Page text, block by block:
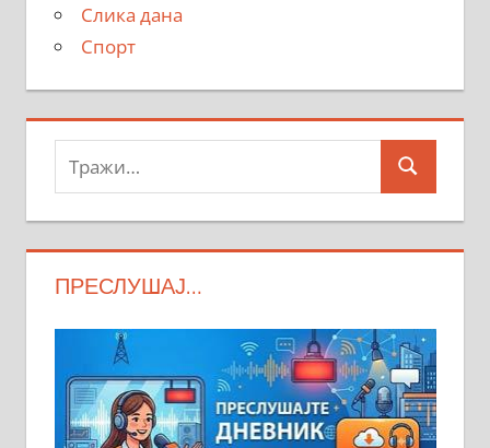
Слика дана
Спорт
Тражи:
Search
ПРЕСЛУШАЈ…